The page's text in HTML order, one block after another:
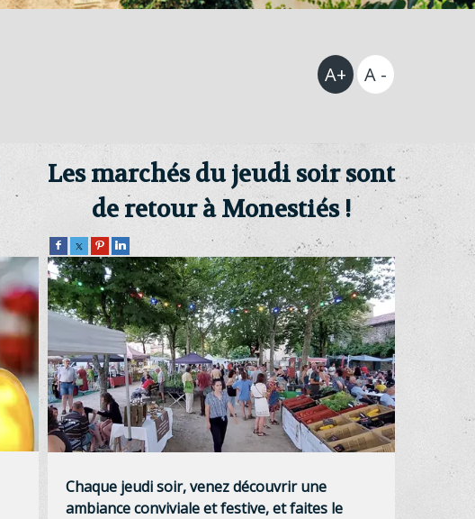
Les marchés du jeudi soir sont
de retour à Monestiés !
Chaque jeudi soir, venez découvrir une
ambiance conviviale et festive, et faites le